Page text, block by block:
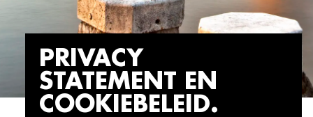
PRIVACY
STATEMENT EN
COOKIEBELEID